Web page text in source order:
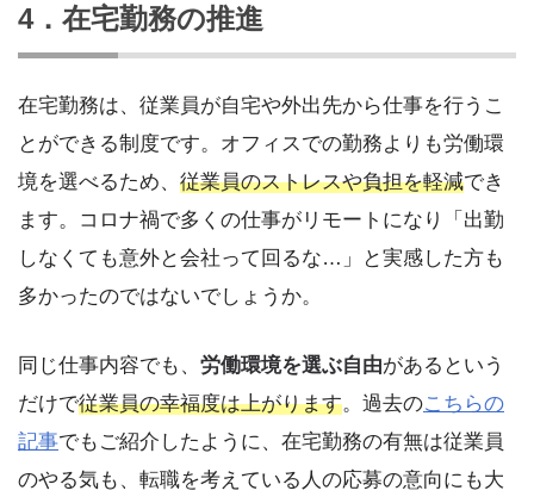
4．在宅勤務の推進
在宅勤務は、従業員が自宅や外出先から仕事を行うこ
とができる制度です。オフィスでの勤務よりも労働環
境を選べるため、 従業員のストレスや負担を軽減でき
ます。コロナ禍で多くの仕事がリモートになり「出勤
しなくても意外と会社って回るな…」と実感した方も
多かったのではないでしょうか。
同じ仕事内容でも、 労働環境を選ぶ自由があるという
だけで従業員の幸福度は上がります。過去のこちらの
記事でもご紹介したように、在宅勤務の有無は従業員
のやる気も、転職を考えている人の応募の意向にも大